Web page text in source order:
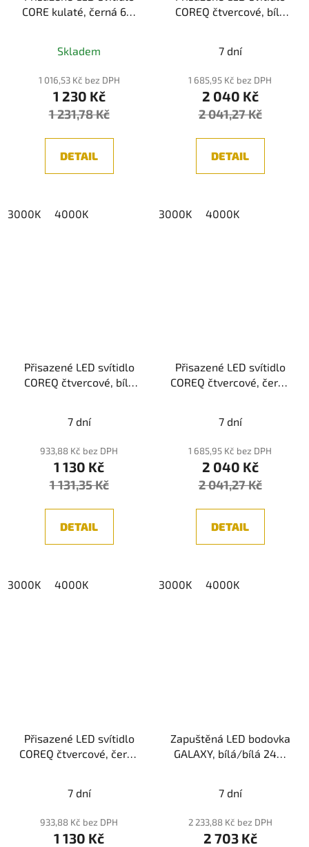
CORE kulaté, černá 6W
hodnocení
produktu
je
5,0
5
Skladem
1 016,53 Kč bez DPH
1 230 Kč
1 231,78 Kč
DETAIL
3000K 4000K
COREQ čtvercové, bílá
7 dní
1 685,95 Kč bez DPH
2 040 Kč
2 041,27 Kč
DETAIL
3000K 4000K
Přisazené LED svítidlo
COREQ čtvercové, bílá
7 dní
933,88 Kč bez DPH
1 130 Kč
1 131,35 Kč
DETAIL
3000K 4000K
Přisazené LED svítidlo
COREQ čtvercové, černá
7 dní
1 685,95 Kč bez DPH
2 040 Kč
2 041,27 Kč
DETAIL
3000K 4000K
Přisazené LED svítidlo
COREQ čtvercové, černá
7 dní
933,88 Kč bez DPH
1 130 Kč
Zapuštěná LED bodovka
GALAXY, bílá/bílá 24W
7 dní
2 233,88 Kč bez DPH
2 703 Kč